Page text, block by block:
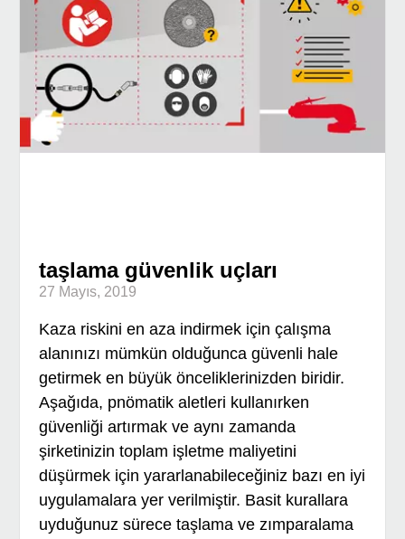
taşlama güvenlik uçları
27 Mayıs, 2019
Kaza riskini en aza indirmek için çalışma
alanınızı mümkün olduğunca güvenli hale
getirmek en büyük önceliklerinizden biridir.
Aşağıda, pnömatik aletleri kullanırken
güvenliği artırmak ve aynı zamanda
şirketinizin toplam işletme maliyetini
düşürmek için yararlanabileceğiniz bazı en iyi
uygulamalara yer verilmiştir. Basit kurallara
uyduğunuz sürece taşlama ve zımparalama